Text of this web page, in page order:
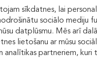
sīkdatnes, lai
sociālo mediju
datplūsmu. Mēs arī
lietošanu ar mūsu
analītikas partneriem,